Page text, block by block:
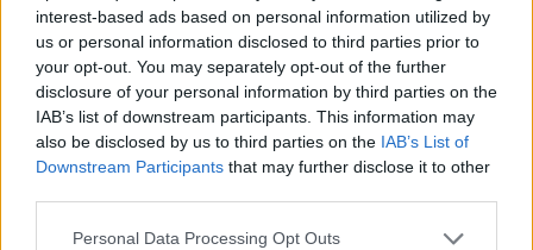
interest-based ads based on personal information utilized by
us or personal information disclosed to third parties prior to
your opt-out. You may separately opt-out of the further
disclosure of your personal information by third parties on the
IAB’s list of downstream participants. This information may
also be disclosed by us to third parties on the IAB’s List of
Downstream Participants that may further disclose it to other
Personal Data Processing Opt Outs
Playlists
B C D E F G H I J K
N O P Q R S T U V W
Z #